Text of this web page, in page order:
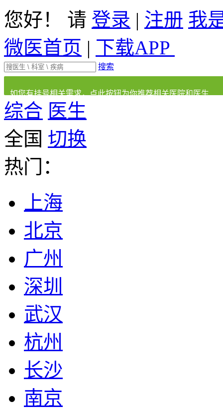
您好！ 请 登录 | 注册 我
微医首页 | 下载APP
搜索
如您有挂号相关需求，点此按钮为你推荐相关医院和医生
综合 医生
全国 切换
热门：
上海
北京
广州
深圳
武汉
杭州
长沙
南京